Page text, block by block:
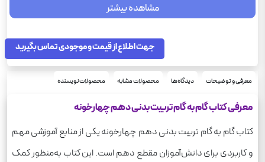
مشاهده بیشتر
جهت اطلاع از قیمت و موجودی تماس بگیرید
معرفی و توضیحات دیدگاه‌ها محصولات مشابه محصولات نویسنده
معرفی کتاب گام به گام تربیت بدنی دهم چهارخونه
کتاب گام به گام تربیت بدنی دهم چهارخونه یکی از منابع آموزشی مهم
و کاربردی برای دانش‌آموزان مقطع دهم است. این کتاب به‌منظور کمک